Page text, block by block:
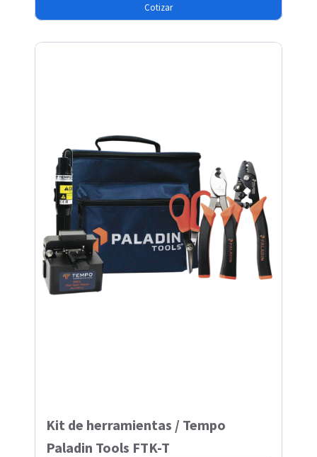
Cotizar
Kit de herramientas / Tempo
Paladin Tools FTK-T